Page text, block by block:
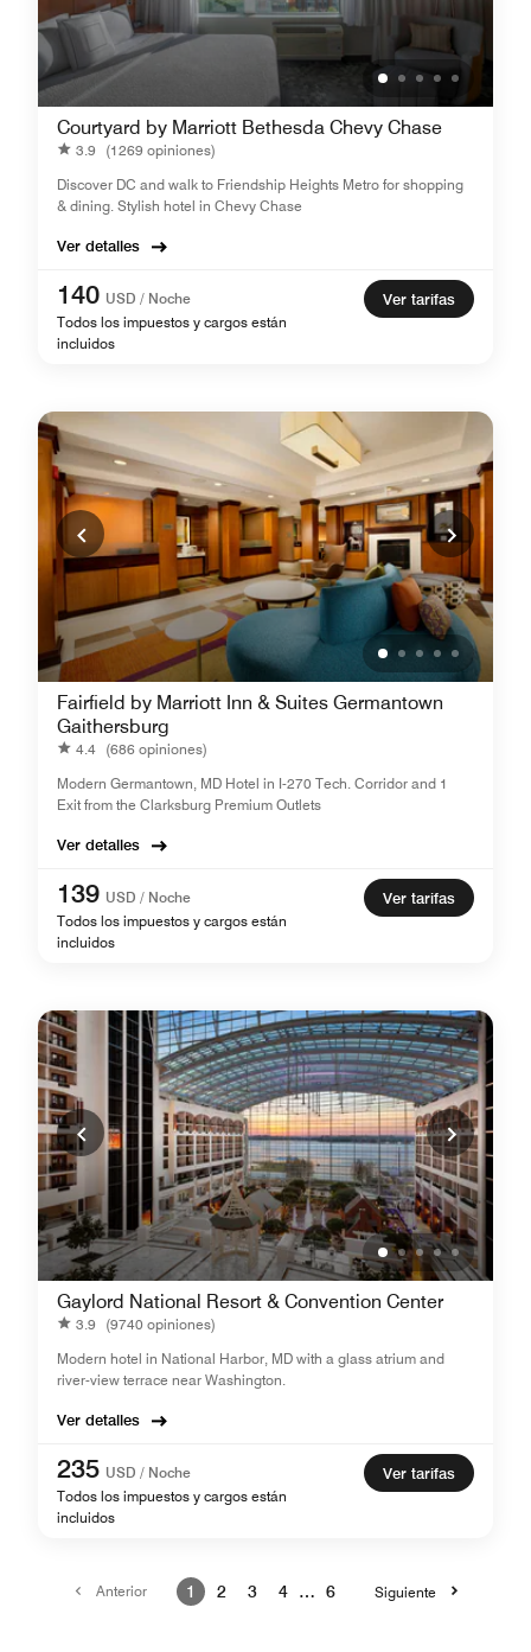
Courtyard by Marriott Bethesda Chevy Chase
3.9
(1269 opiniones)
Discover DC and walk to Friendship Heights Metro for shopping
& dining. Stylish hotel in Chevy Chase
Ver detalles
140 USD / Noche
Todos los impuestos y cargos están
incluidos
Ver tarifas
Fairfield by Marriott Inn & Suites Germantown
Gaithersburg
4.4 (686 opiniones)
Modern Germantown, MD Hotel in I-270 Tech. Corridor and 1
Exit from the Clarksburg Premium Outlets
Ver detalles
139 USD / Noche
Todos los impuestos y cargos están
incluidos
Ver tarifas
Gaylord National Resort & Convention Center
3.9
(9740 opiniones)
Modern hotel in National Harbor, MD with a glass atrium and
river-view terrace near Washington.
Ver detalles
235 USD / Noche
Todos los impuestos y cargos están
incluidos
Ver tarifas
Anterior 1 2 3 4 … 6 Siguiente